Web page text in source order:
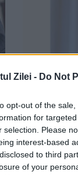
Zilei - Do Not
opt-out of the
for
selection. Please
interest-based
to third
of your
5 AUGUST